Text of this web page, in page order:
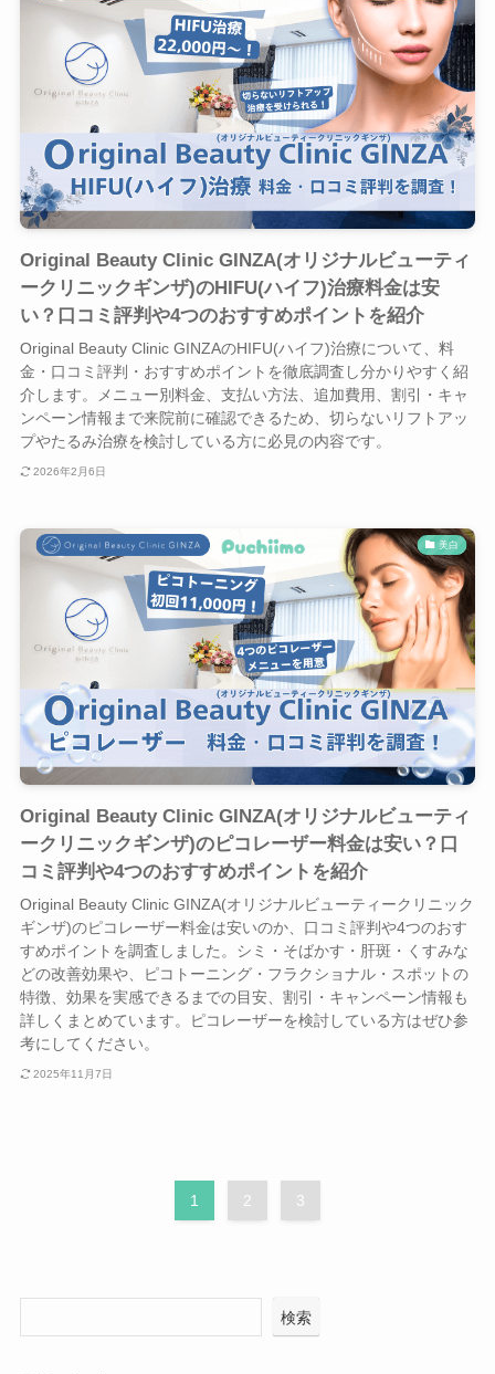
Original Beauty Clinic GINZA(オリジナルビューティ
ークリニックギンザ)のHIFU(ハイフ)治療料金は安
い？口コミ評判や4つのおすすめポイントを紹介
Original Beauty Clinic GINZAのHIFU(ハイフ)治療について、料
金・口コミ評判・おすすめポイントを徹底調査し分かりやすく紹
介します。メニュー別料金、支払い方法、追加費用、割引・キャ
ンペーン情報まで来院前に確認できるため、切らないリフトアッ
プやたるみ治療を検討している方に必見の内容です。
2026年2月6日
美白
Original Beauty Clinic GINZA(オリジナルビューティ
ークリニックギンザ)のピコレーザー料金は安い？口
コミ評判や4つのおすすめポイントを紹介
Original Beauty Clinic GINZA(オリジナルビューティークリニック
ギンザ)のピコレーザー料金は安いのか、口コミ評判や4つのおす
すめポイントを調査しました。シミ・そばかす・肝斑・くすみな
どの改善効果や、ピコトーニング・フラクショナル・スポットの
特徴、効果を実感できるまでの目安、割引・キャンペーン情報も
詳しくまとめています。ピコレーザーを検討している方はぜひ参
考にしてください。
2025年11月7日
1 2 3
検索